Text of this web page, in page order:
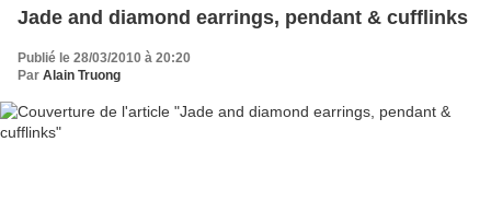
Jade and diamond earrings, pendant & cufflinks
Publié le 28/03/2010 à 20:20
Par Alain Truong